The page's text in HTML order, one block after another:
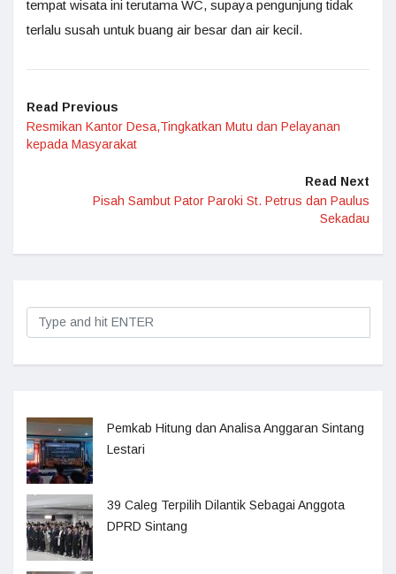
tempat wisata ini terutama WC, supaya pengunjung tidak
terlalu susah untuk buang air besar dan air kecil.
Read Previous
Resmikan Kantor Desa,Tingkatkan Mutu dan Pelayanan
kepada Masyarakat
Read Next
Pisah Sambut Pator Paroki St. Petrus dan Paulus
Sekadau
Pemkab Hitung dan Analisa Anggaran Sintang
Lestari
39 Caleg Terpilih Dilantik Sebagai Anggota
DPRD Sintang